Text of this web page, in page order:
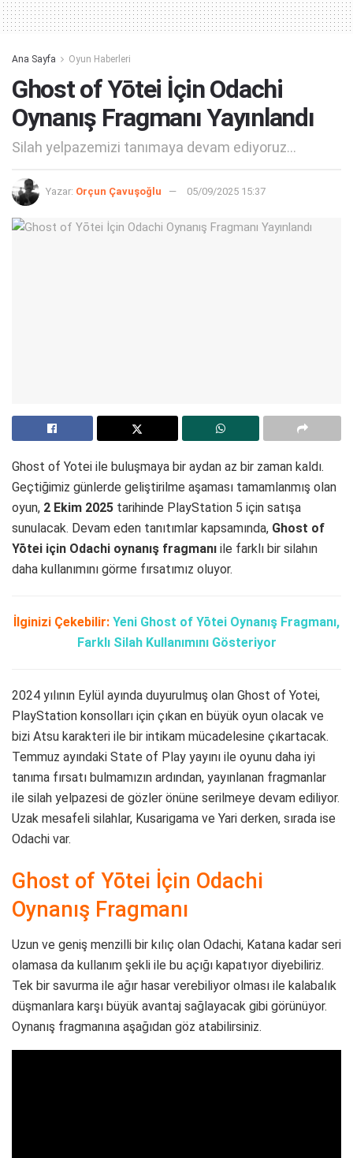
Ana Sayfa Oyun Haberleri
Ghost of Yōtei İçin Odachi
Oynanış Fragmanı Yayınlandı
Silah yelpazemizi tanımaya devam ediyoruz...
Yazar: Orçun Çavuşoğlu 05/09/2025 15:37
Ghost of Yotei ile buluşmaya bir aydan az bir zaman kaldı.
Geçtiğimiz günlerde geliştirilme aşaması tamamlanmış olan
oyun, 2 Ekim 2025 tarihinde PlayStation 5 için satışa
sunulacak. Devam eden tanıtımlar kapsamında, Ghost of
Yōtei için Odachi oynanış fragmanı ile farklı bir silahın
daha kullanımını görme fırsatımız oluyor.
İlginizi Çekebilir: Yeni Ghost of Yōtei Oynanış Fragmanı,
Farklı Silah Kullanımını Gösteriyor
2024 yılının Eylül ayında duyurulmuş olan Ghost of Yotei,
PlayStation konsolları için çıkan en büyük oyun olacak ve
bizi Atsu karakteri ile bir intikam mücadelesine çıkartacak.
Temmuz ayındaki State of Play yayını ile oyunu daha iyi
tanıma fırsatı bulmamızın ardından, yayınlanan fragmanlar
ile silah yelpazesi de gözler önüne serilmeye devam ediliyor.
Uzak mesafeli silahlar, Kusarigama ve Yari derken, sırada ise
Odachi var.
Ghost of Yōtei İçin Odachi
Oynanış Fragmanı
Uzun ve geniş menzilli bir kılıç olan Odachi, Katana kadar seri
olamasa da kullanım şekli ile bu açığı kapatıyor diyebiliriz.
Tek bir savurma ile ağır hasar verebiliyor olması ile kalabalık
düşmanlara karşı büyük avantaj sağlayacak gibi görünüyor.
Oynanış fragmanına aşağıdan göz atabilirsiniz.